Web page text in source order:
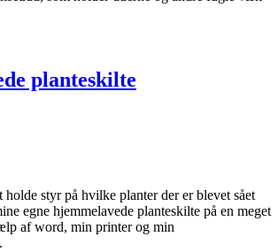
planteskilte
styr på hvilke planter der er blevet sået
egne hjemmelavede planteskilte på en meget
af word, min printer og min